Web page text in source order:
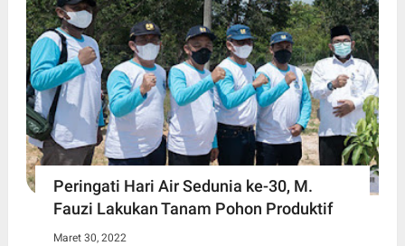
Peringati Hari Air Sedunia ke-30, M.
Fauzi Lakukan Tanam Pohon Produktif
Maret 30, 2022